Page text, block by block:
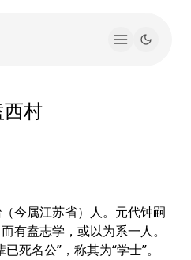
村
今属江苏省）人。元代钟嗣
有盍志学，或以为系一人。
死名公”，称其为“学士”。